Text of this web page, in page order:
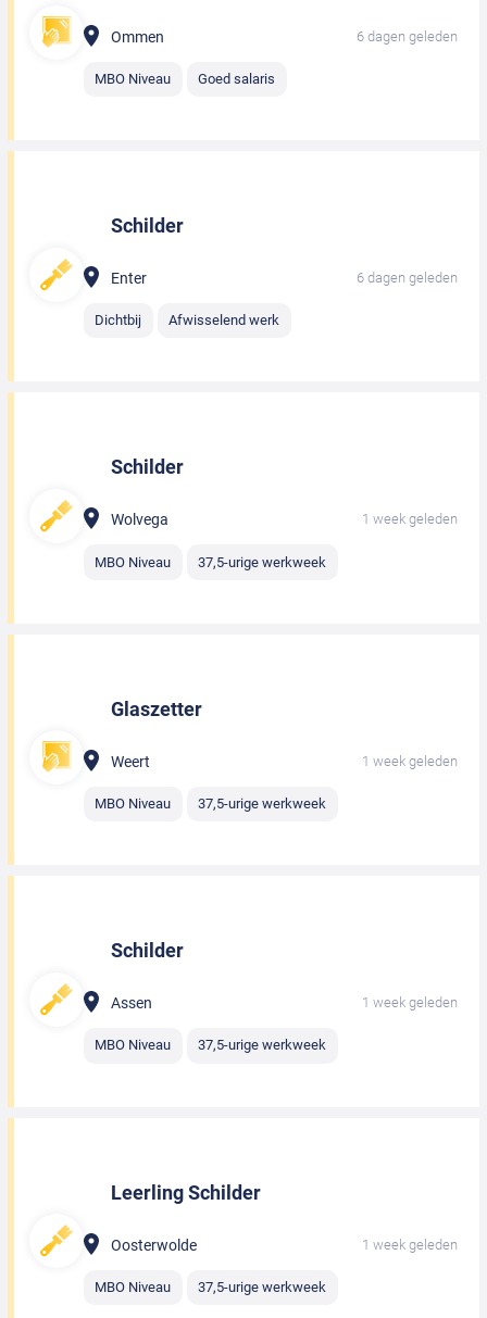
Ommen 6 dagen geleden
MBO Niveau Goed salaris
Schilder
Enter 6 dagen geleden
Dichtbij Afwisselend werk
Schilder
Wolvega 1 week geleden
MBO Niveau 37,5-urige werkweek
Glaszetter
Weert 1 week geleden
MBO Niveau 37,5-urige werkweek
Schilder
Assen 1 week geleden
MBO Niveau 37,5-urige werkweek
Leerling Schilder
Oosterwolde 1 week geleden
MBO Niveau 37,5-urige werkweek